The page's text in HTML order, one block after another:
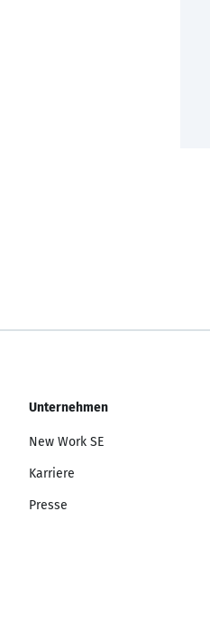
Unternehmen
New Work SE
Karriere
Presse